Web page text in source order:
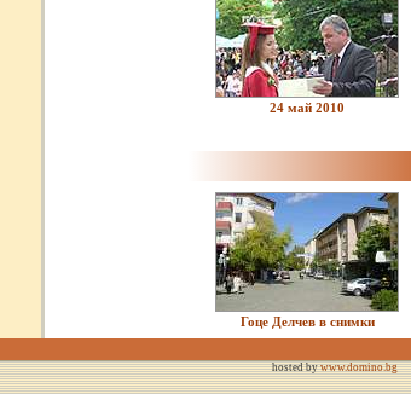
24 май 2010
Гоце Делчев в снимки
hosted bywww.domino.bg